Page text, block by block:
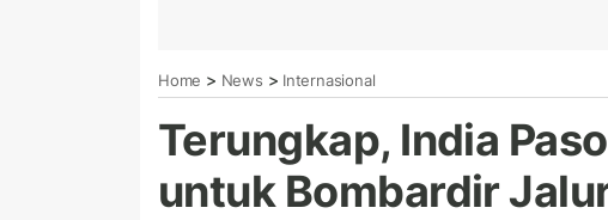
Home > News > Internasional
Terungkap, India
untuk Bombardir